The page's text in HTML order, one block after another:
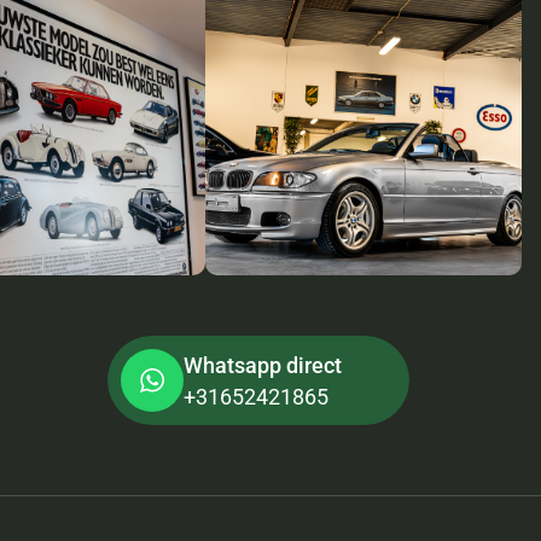
Whatsapp direct
+31652421865